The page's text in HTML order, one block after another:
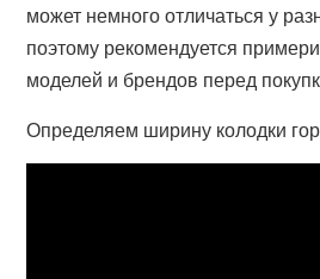
может немного отличаться у
поэтому рекомендуется
моделей и брендов перед
Определяем ширину колодки